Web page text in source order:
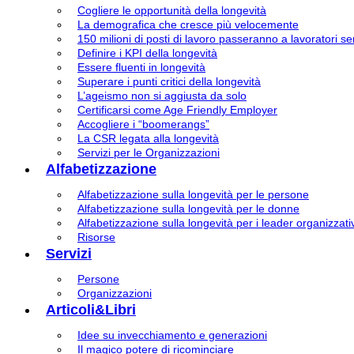
Cogliere le opportunità della longevità
La demografica che cresce più velocemente
150 milioni di posti di lavoro passeranno a lavoratori
Definire i KPI della longevità
Essere fluenti in longevità
Superare i punti critici della longevità
L’ageismo non si aggiusta da solo
Certificarsi come Age Friendly Employer
Accogliere i “boomerangs”
La CSR legata alla longevità
Servizi per le Organizzazioni
Alfabetizzazione
Alfabetizzazione sulla longevità per le persone
Alfabetizzazione sulla longevità per le donne
Alfabetizzazione sulla longevità per i leader
Risorse
Servizi
Persone
Organizzazioni
Articoli&Libri
Idee su invecchiamento e generazioni
Il magico potere di ricominciare